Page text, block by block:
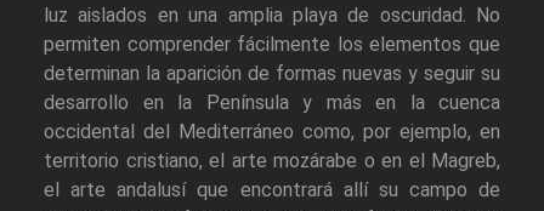
luz aislados en una amplia playa de oscuridad. No
permiten comprender fácilmente los elementos que
determinan la aparición de formas nuevas y seguir su
desarrollo en la Península y más en la cuenca
occidental del Mediterráneo como, por ejemplo, en
territorio cristiano, el arte mozárabe o en el Magreb,
el arte andalusí que encontrará allí su campo de